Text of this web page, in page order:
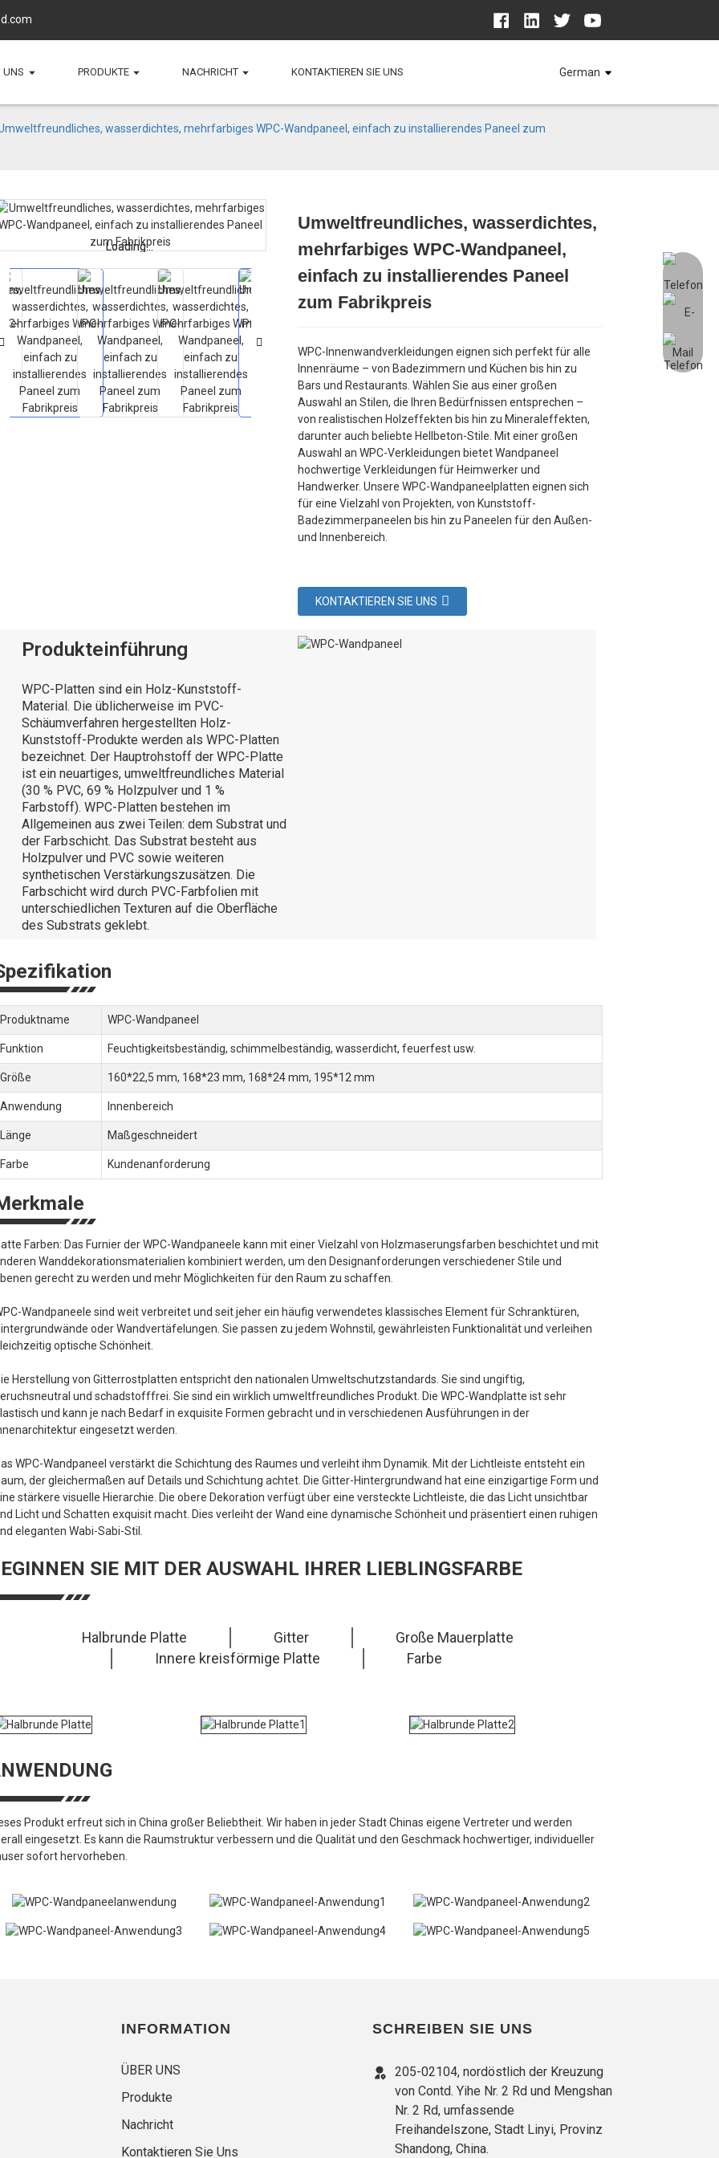
UNS PRODUKTE NACHRICHT KONTAKTIEREN SIE UNS German
wasserdichtes, mehrfarbiges WPC-Wandpaneel, einfach zu installierendes Paneel zum
Loading...
Loading... Loading...
Loading...
Umweltfreundliches, wasserdichtes,
mehrfarbiges WPC-Wandpaneel,
einfach zu installierendes Paneel
zum Fabrikpreis
WPC-Innenwandverkleidungen eignen sich perfekt für alle
Innenräume – von Badezimmern und Küchen bis hin zu
Bars und Restaurants. Wählen Sie aus einer großen
Auswahl an Stilen, die Ihren Bedürfnissen entsprechen –
von realistischen Holzeffekten bis hin zu Mineraleffekten,
darunter auch beliebte Hellbeton-Stile. Mit einer großen
Auswahl an WPC-Verkleidungen bietet Wandpaneel
hochwertige Verkleidungen für Heimwerker und
Handwerker. Unsere WPC-Wandpaneelplatten eignen sich
für eine Vielzahl von Projekten, von Kunststoff-
Badezimmerpaneelen bis hin zu Paneelen für den Außen-
und Innenbereich.
KONTAKTIEREN SIE UNS
Produkteinführung
WPC-Platten sind ein Holz-Kunststoff-
Material. Die üblicherweise im PVC-
Schäumverfahren hergestellten Holz-
Kunststoff-Produkte werden als WPC-Platten
bezeichnet. Der Hauptrohstoff der WPC-Platte
ist ein neuartiges, umweltfreundliches Material
(30 % PVC, 69 % Holzpulver und 1 %
Farbstoff). WPC-Platten bestehen im
Allgemeinen aus zwei Teilen: dem Substrat und
der Farbschicht. Das Substrat besteht aus
Holzpulver und PVC sowie weiteren
synthetischen Verstärkungszusätzen. Die
Farbschicht wird durch PVC-Farbfolien mit
unterschiedlichen Texturen auf die Oberfläche
des Substrats geklebt.
Produktname WPC-Wandpaneel
Funktion Feuchtigkeitsbeständig, schimmelbeständig, wasserdicht, feuerfest usw.
Größe 160*22,5 mm, 168*23 mm, 168*24 mm, 195*12 mm
Anwendung Innenbereich
Länge Maßgeschneidert
Farbe Kundenanforderung
Farben: Das Furnier der WPC-Wandpaneele kann mit einer Vielzahl von Holzmaserungsfarben beschichtet und mit
Wanddekorationsmaterialien kombiniert werden, um den Designanforderungen verschiedener Stile und
gerecht zu werden und mehr Möglichkeiten für den Raum zu schaffen.
Wandpaneele sind weit verbreitet und seit jeher ein häufig verwendetes klassisches Element für Schranktüren,
oder Wandvertäfelungen. Sie passen zu jedem Wohnstil, gewährleisten Funktionalität und verleihen
optische Schönheit.
Herstellung von Gitterrostplatten entspricht den nationalen Umweltschutzstandards. Sie sind ungiftig,
und schadstofffrei. Sie sind ein wirklich umweltfreundliches Produkt. Die WPC-Wandplatte ist sehr
und kann je nach Bedarf in exquisite Formen gebracht und in verschiedenen Ausführungen in der
eingesetzt werden.
WPC-Wandpaneel verstärkt die Schichtung des Raumes und verleiht ihm Dynamik. Mit der Lichtleiste entsteht ein
der gleichermaßen auf Details und Schichtung achtet. Die Gitter-Hintergrundwand hat eine einzigartige Form und
stärkere visuelle Hierarchie. Die obere Dekoration verfügt über eine versteckte Lichtleiste, die das Licht unsichtbar
Licht und Schatten exquisit macht. Dies verleiht der Wand eine dynamische Schönheit und präsentiert einen ruhigen
eleganten Wabi-Sabi-Stil.
SIE MIT DER AUSWAHL IHRER LIEBLINGSFARBE
Halbrunde Platte Gitter
Große Mauerplatte
Innere kreisförmige Platte
Farbe
Produkt erfreut sich in China großer Beliebtheit. Wir haben in jeder Stadt Chinas eigene Vertreter und werden
eingesetzt. Es kann die Raumstruktur verbessern und die Qualität und den Geschmack hochwertiger, individueller
sofort hervorheben.
INFORMATION
ÜBER UNS
Produkte
Nachricht
Kontaktieren Sie Uns
SCHREIBEN SIE UNS
205-02104, nordöstlich der Kreuzung
von Contd. Yihe Nr. 2 Rd und Mengshan
Nr. 2 Rd, umfassende
Freihandelszone, Stadt Linyi, Provinz
Shandong, China.